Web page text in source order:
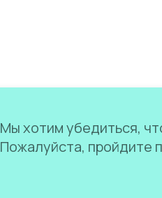
Мы хотим убедиться,
Пожалуйста, пройдите